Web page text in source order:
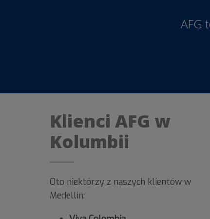
AFG
Klienci AFG w
Kolumbii
Oto niektórzy z naszych klientów w
Medellin: